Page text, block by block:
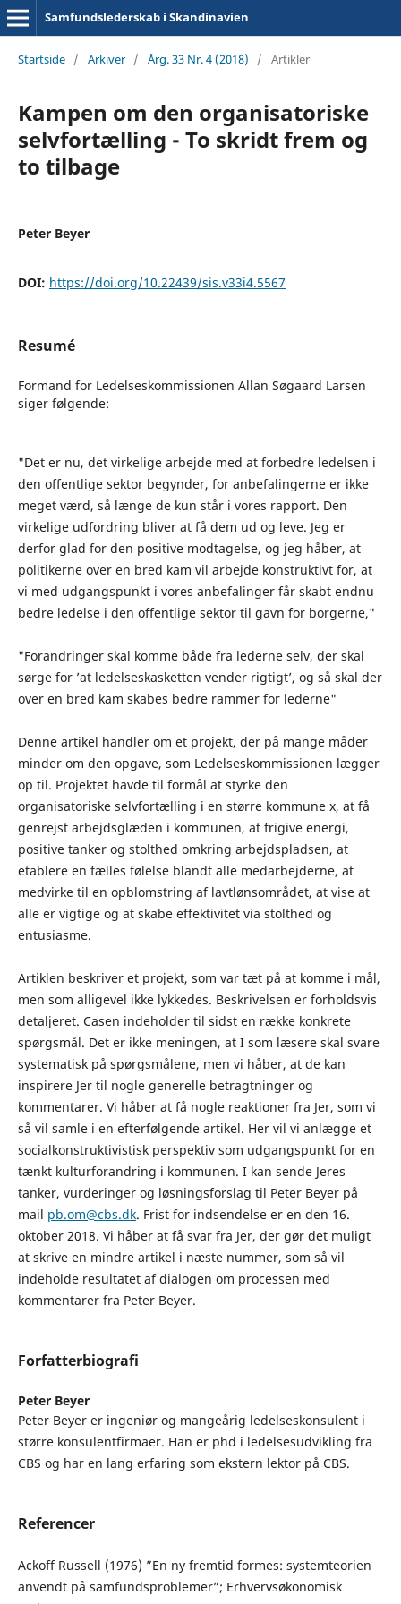
Samfundslederskab i Skandinavien
Startside / Arkiver / Årg. 33 Nr. 4 (2018) / Artikler
Kampen om den organisatoriske
selvfortælling - To skridt frem og
to tilbage
Peter Beyer
DOI: https://doi.org/10.22439/sis.v33i4.5567
Resumé
Formand for Ledelseskommissionen Allan Søgaard Larsen
siger følgende:
"Det er nu, det virkelige arbejde med at forbedre ledelsen i
den offentlige sektor begynder, for anbefalingerne er ikke
meget værd, så længe de kun står i vores rapport. Den
virkelige udfordring bliver at få dem ud og leve. Jeg er
derfor glad for den positive modtagelse, og jeg håber, at
politikerne over en bred kam vil arbejde konstruktivt for, at
vi med udgangspunkt i vores anbefalinger får skabt endnu
bedre ledelse i den offentlige sektor til gavn for borgerne,"
"Forandringer skal komme både fra lederne selv, der skal
sørge for ’at ledelseskasketten vender rigtigt’, og så skal der
over en bred kam skabes bedre rammer for lederne"
Denne artikel handler om et projekt, der på mange måder
minder om den opgave, som Ledelseskommissionen lægger
op til. Projektet havde til formål at styrke den
organisatoriske selvfortælling i en større kommune x, at få
genrejst arbejdsglæden i kommunen, at frigive energi,
positive tanker og stolthed omkring arbejdspladsen, at
etablere en fælles følelse blandt alle medarbejderne, at
medvirke til en opblomstring af lavtlønsområdet, at vise at
alle er vigtige og at skabe effektivitet via stolthed og
entusiasme.
Artiklen beskriver et projekt, som var tæt på at komme i mål,
men som alligevel ikke lykkedes. Beskrivelsen er forholdsvis
detaljeret. Casen indeholder til sidst en række konkrete
spørgsmål. Det er ikke meningen, at I som læsere skal svare
systematisk på spørgsmålene, men vi håber, at de kan
inspirere Jer til nogle generelle betragtninger og
kommentarer. Vi håber at få nogle reaktioner fra Jer, som vi
så vil samle i en efterfølgende artikel. Her vil vi anlægge et
socialkonstruktivistisk perspektiv som udgangspunkt for en
tænkt kulturforandring i kommunen. I kan sende Jeres
tanker, vurderinger og løsningsforslag til Peter Beyer på
mail pb.om@cbs.dk. Frist for indsendelse er en den 16.
oktober 2018. Vi håber at få svar fra Jer, der gør det muligt
at skrive en mindre artikel i næste nummer, som så vil
indeholde resultatet af dialogen om processen med
kommentarer fra Peter Beyer.
Forfatterbiografi
Peter Beyer
Peter Beyer er ingeniør og mangeårig ledelseskonsulent i
større konsulentfirmaer. Han er phd i ledelsesudvikling fra
CBS og har en lang erfaring som ekstern lektor på CBS.
Referencer
Ackoff Russell (1976) ”En ny fremtid formes: systemteorien
anvendt på samfundsproblemer”; Erhvervsøkonomisk